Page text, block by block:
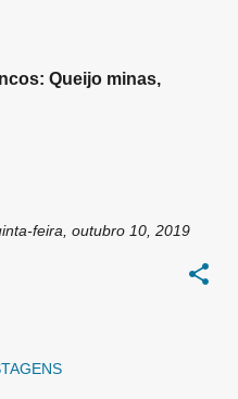
Queijo minas,
feira, outubro 10, 2019